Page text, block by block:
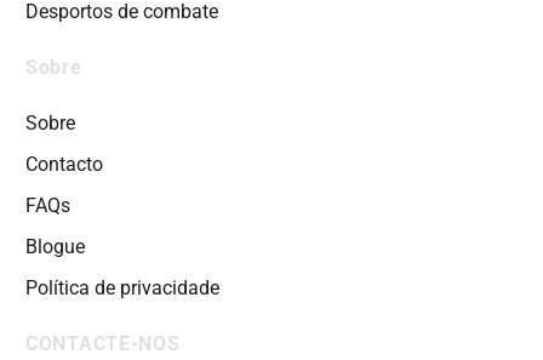
Desportos de combate
Sobre
Sobre
Contacto
FAQs
Blogue
Política de privacidade
CONTACTE-NOS